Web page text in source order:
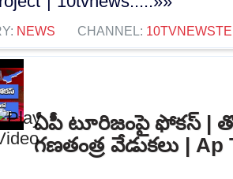
NEWS CHANNEL:
ఏపీ టూరిజంపై ఫోకస్
గణతంత్ర వేడుకలు | Ap